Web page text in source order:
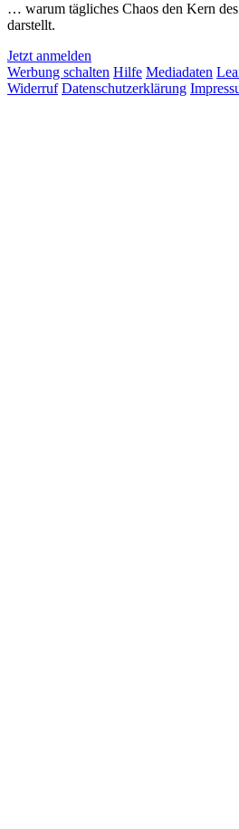
… warum tägliches Chaos den Kern
darstellt.
Jetzt anmelden
Werbung schalten Hilfe Mediadaten
Widerruf Datenschutzerklärung